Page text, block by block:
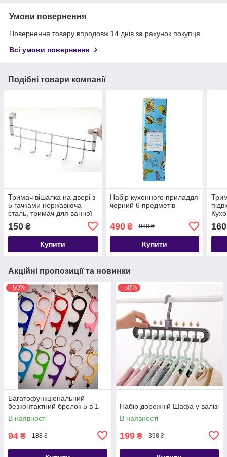
Умови повернення
Повернення товару впродовж 14 днів за рахунок покупця
Всі умови повернення
Подібні товари компанії
Тримач вішалка на двері з
5 гачками нержавіюча
сталь, тримач для ванної
для полотенець на двері,
тримач для передпокою
150 ₴
Купити
Набір кухонного приладдя
чорний 6 предметів
490₴ 980 ₴
Купити
160
Акційні пропозиції та новинки
–50%
Багатофункціональний
безконтактний брелок 5 в 1
В наявності
94 ₴ 188 ₴
–50%
Набір дорожній Шафа у валізі
В наявності
199 ₴ 398 ₴